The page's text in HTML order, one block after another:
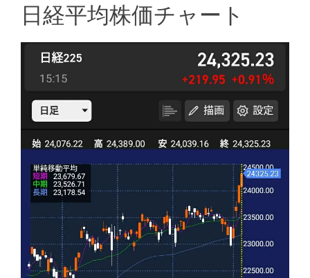
日経平均株価チャート